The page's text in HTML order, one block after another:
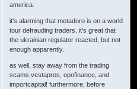
america.
it’s alarming that metadoro is on a world
tour defrauding traders. it’s great that
the ukrainian regulator reacted, but not
enough apparently.
as well, stay away from the trading
scams vestapros, opofinance, and
importcapital! furthermore, before